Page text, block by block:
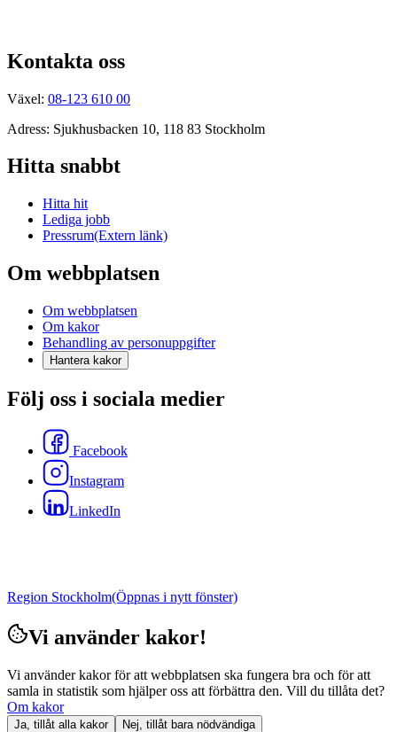
Kontakta oss
Växel: 08-123 610 00
Adress: Sjukhusbacken 10, 118 83 Stockholm
Hitta snabbt
Hitta hit
Lediga jobb
Pressrum(Extern länk)
Om webbplatsen
Om webbplatsen
Om kakor
Behandling av personuppgifter
Hantera kakor
Följ oss i sociala medier
Facebook
Instagram
LinkedIn
Region Stockholm(Öppnas i nytt fönster)
Vi använder kakor!
Vi använder kakor för att webbplatsen ska fungera bra och för att
samla in statistik som hjälper oss att förbättra den. Vill du tillåta det?
Om kakor
Ja, tillåt alla kakor Nej, tillåt bara nödvändiga